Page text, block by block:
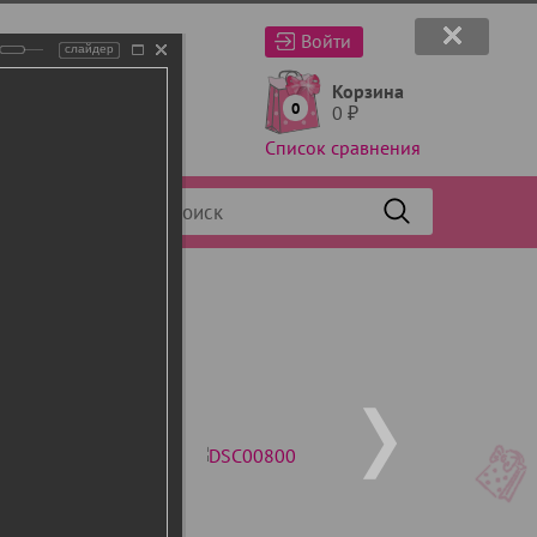
Войти
0
Корзина
0 ₽
Список сравнения
слайдер